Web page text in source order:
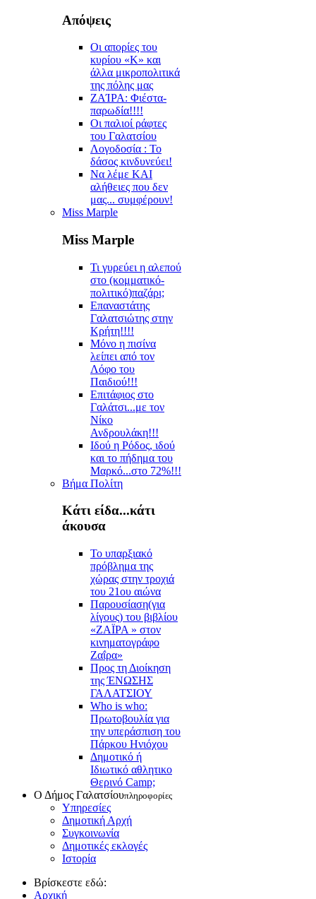
Απόψεις
Οι απορίες του
κυρίου «Κ» και
άλλα μικροπολιτικά
της πόλης μας
ZAΊΡΑ: Φιέστα-
παρωδία!!!!
Οι παλιοί ράφτες
του Γαλατσίου
Λογοδοσία : Το
δάσος κινδυνεύει!
Να λέμε ΚΑΙ
αλήθειες που δεν
μας... συμφέρουν!
Miss Marple
Miss Marple
Τι γυρεύει η αλεπού
στο (κομματικό-
πολιτικό)παζάρι;
Επαναστάτης
Γαλατσιώτης στην
Κρήτη!!!!
Μόνο η πισίνα
λείπει από τον
Λόφο του
Παιδιού!!!
Επιτάφιος στο
Γαλάτσι...με τον
Νίκο
Ανδρουλάκη!!!
Ιδού η Ρόδος, ιδού
και το πήδημα του
Μαρκό...στο 72%!!!
Βήμα Πολίτη
Κάτι είδα...κάτι
άκουσα
Το υπαρξιακό
πρόβλημα της
χώρας στην τροχιά
του 21ου αιώνα
Παρουσίαση(για
λίγους) του βιβλίου
«ΖΑΪΡΑ » στον
κινηματογράφο
Ζαΐρα»
Προς τη Διοίκηση
της ΈΝΩΣΗΣ
ΓΑΛΑΤΣΙΟΥ
Who is who:
Πρωτοβουλία για
την υπεράσπιση του
Πάρκου Ηνιόχου
Δημοτικό ή
Ιδιωτικό αθλητικο
Θερινό Camp;
Ο Δήμος Γαλατσίουπληροφορίες
Υπηρεσίες
Δημοτική Αρχή
Συγκοινωνία
Δημοτικές εκλογές
Ιστορία
Βρίσκεστε εδώ:
Αρχική